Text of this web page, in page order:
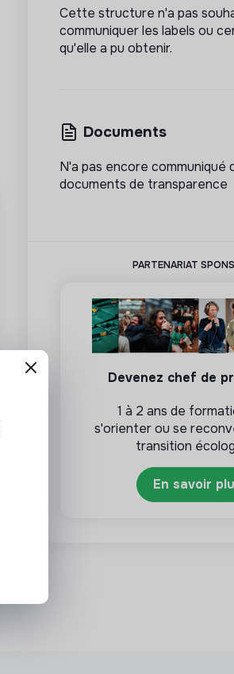
Cette structure n'a pas
communiquer les labels ou
qu'elle a pu obtenir.
Documents
N'a pas encore communiqué
documents de transparence
PARTENARIAT
Devenez chef de
1 à 2 ans de
s'orienter ou se
transition
En savoir